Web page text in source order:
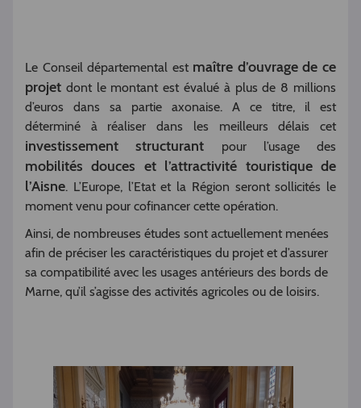
Le Conseil départemental est maître d’ouvrage de ce
projet dont le montant est évalué à plus de 8 millions
d’euros dans sa partie axonaise. A ce titre, il est
déterminé à réaliser dans les meilleurs délais cet
investissement structurant pour l’usage des
mobilités douces et l’attractivité touristique de
l’Aisne. L’Europe, l’Etat et la Région seront sollicités le
moment venu pour cofinancer cette opération.
Ainsi, de nombreuses études sont actuellement menées
afin de préciser les caractéristiques du projet et d’assurer
sa compatibilité avec les usages antérieurs des bords de
Marne, qu’il s’agisse des activités agricoles ou de loisirs.